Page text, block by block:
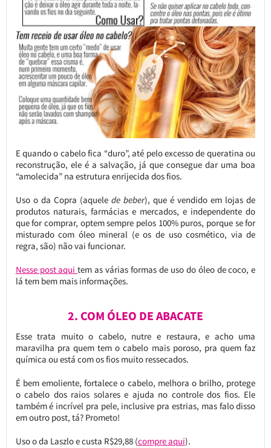
E quando o cabelo fica “duro”, até pelo excesso de queratina ou
reconstrução, ele é a salvação, já que consegue dar uma boa
“amolecida” na estrutura enrijecida dos fios.
Uso o da Copra (aquele de beber), que é vendido em lojas de
produtos naturais, farmácias e mercados, e independente do
que for comprar, optem sempre pelos 100% puros, porque se for
misturado com óleo mineral (e os de uso cosmético, via de
regra, são) não vai funcionar.
Nesse post aquitem as várias formas de uso do óleo de coco, e
lá tem bem mais informações.
2. COM ÓLEO DE ABACATE
Esse trata muito o cabelo, nutre e restaura, e acho uma
maravilha pra quem tem o cabelo mais poroso, pra quem faz
química ou está com os fios muito ressecados.
É bem emoliente, fortalece o cabelo, melhora o brilho, protege
o cabelo dos raios solares e ajuda no controle dos fios. Ele
também é incrível pra pele, inclusive pra estrias, mas falo disso
em outro post, tá? Prometo!
Uso o da Laszlo e custa R$29,88 (compre aqui).